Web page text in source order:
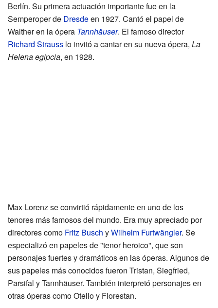
Berlín. Su primera actuación importante fue en la
Semperoper de Dresdeen 1927. Cantó el papel de
Walther en la ópera Tannhäuser. El famoso director
Richard Strauss lo invitó a cantar en su nueva ópera, La
Helena egipcia, en 1928.
Max Lorenz se convirtió rápidamente en uno de los
tenores más famosos del mundo. Era muy apreciado por
directores como Fritz Busch yWilhelm Furtwängler. Se
especializó en papeles de "tenor heroico", que son
personajes fuertes y dramáticos en las óperas. Algunos de
sus papeles más conocidos fueron Tristan, Siegfried,
Parsifal y Tannhäuser. También interpretó personajes en
otras óperas como Otello y Florestan.